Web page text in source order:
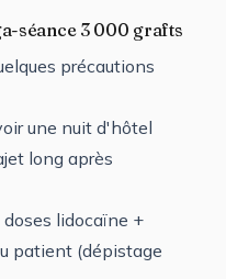
séance 3 000 grafts
précautions
une nuit d'hôtel
long après
doses lidocaïne +
patient (dépistage